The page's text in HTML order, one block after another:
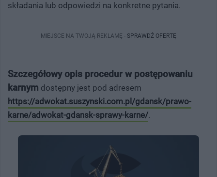
składania lub odpowiedzi na konkretne pytania.
MIEJSCE NA TWOJĄ REKLAMĘ - SPRAWDŹ OFERTĘ
Szczegółowy opis procedur w postępowaniu
karnym dostępny jest pod adresem
https://adwokat.suszynski.com.pl/gdansk/prawo-
karne/adwokat-gdansk-sprawy-karne/.